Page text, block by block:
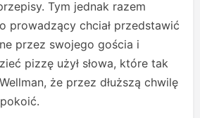
Tym jednak razem
prowadzący chciał przedstawić
przez swojego gościa i
pizzę użył słowa, które tak
że przez dłuższą chwilę